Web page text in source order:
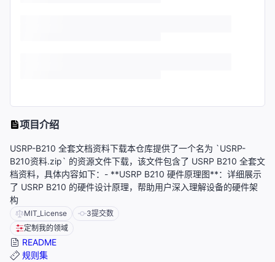
项目介绍
USRP-B210 全套文档资料下载本仓库提供了一个名为 `USRP-
B210资料.zip` 的资源文件下载，该文件包含了 USRP B210 全套文
档资料，具体内容如下：- **USRP B210 硬件原理图**：详细展示
了 USRP B210 的硬件设计原理，帮助用户深入理解设备的硬件架
构
MIT_License 3提交数
定制我的领域
README
规则集